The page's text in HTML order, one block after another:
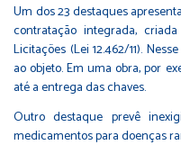
Um dos 23 destaques
contratação integrada,
Licitações (Lei 12.462/11).
ao objeto. Em uma obra, por
até a entrega das chaves.
Outro destaque prevê
medicamentos para doenças